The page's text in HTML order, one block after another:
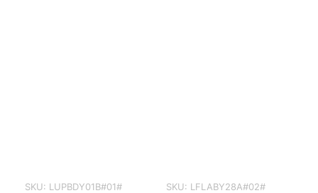
SKU: LUPBDY01B#01# SKU: LFLABY28A#02#